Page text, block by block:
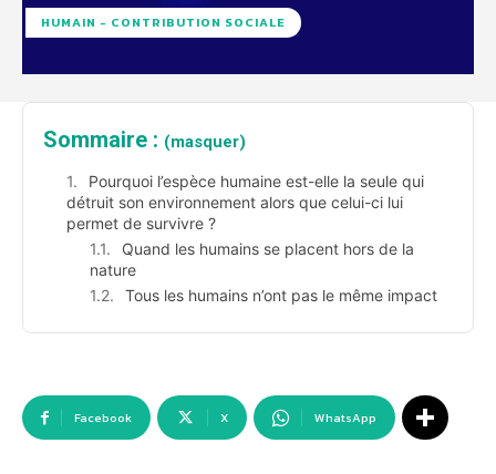
HUMAIN - CONTRIBUTION SOCIALE
Sommaire : (masquer)
Pourquoi l’espèce humaine est-elle la seule qui
détruit son environnement alors que celui-ci lui
permet de survivre ?
Quand les humains se placent hors de la
nature
Tous les humains n’ont pas le même impact
Facebook X WhatsApp